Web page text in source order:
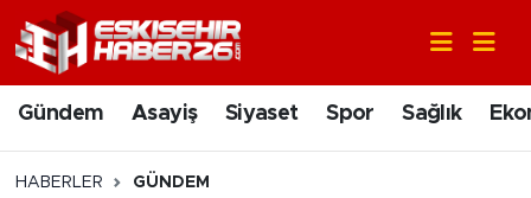
Gündem Asayiş Siyaset Spor Sağlık
HABERLER GÜNDEM
Gündem
Asayiş
Nöbetçi Eczaneler
Hava Durumu